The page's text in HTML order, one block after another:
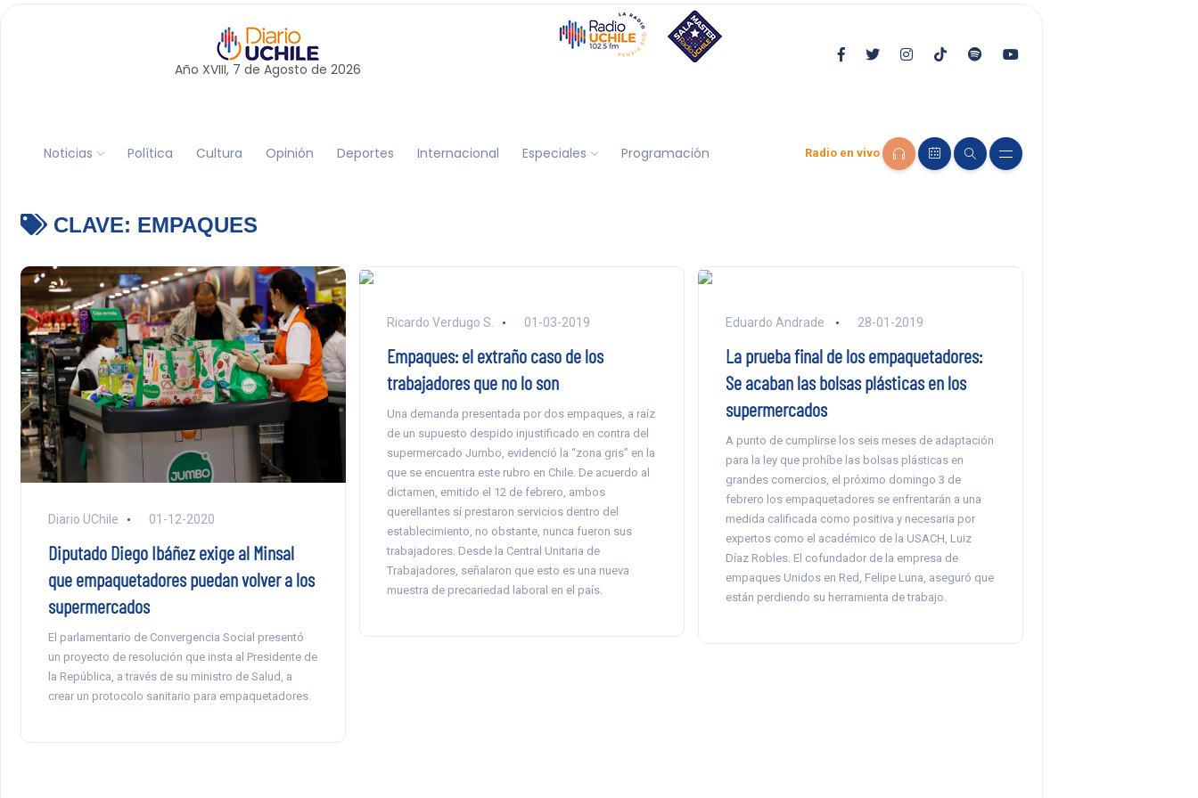
Año XVIII, 7 de Agosto de 2026
Noticias Política Cultura Opinión Deportes Internacional Especiales Programación Radio en vivo
CLAVE: EMPAQUES
Diario UChile 01-12-2020
Diputado Diego Ibáñez exige al Minsal
que empaquetadores puedan volver a los
supermercados
El parlamentario de Convergencia Social presentó
un proyecto de resolución que insta al Presidente de
la República, a través de su ministro de Salud, a
crear un protocolo sanitario para empaquetadores.
Ricardo Verdugo S. 01-03-2019
Empaques: el extraño caso de los
trabajadores que no lo son
Una demanda presentada por dos empaques, a raíz
de un supuesto despido injustificado en contra del
supermercado Jumbo, evidenció la “zona gris” en la
que se encuentra este rubro en Chile. De acuerdo al
dictamen, emitido el 12 de febrero, ambos
querellantes sí prestaron servicios dentro del
establecimiento, no obstante, nunca fueron sus
trabajadores. Desde la Central Unitaria de
Trabajadores, señalaron que esto es una nueva
muestra de precariedad laboral en el país.
Eduardo Andrade 28-01-2019
La prueba final de los empaquetadores:
Se acaban las bolsas plásticas en los
supermercados
A punto de cumplirse los seis meses de adaptación
para la ley que prohíbe las bolsas plásticas en
grandes comercios, el próximo domingo 3 de
febrero los empaquetadores se enfrentarán a una
medida calificada como positiva y necesaria por
expertos como el académico de la USACH, Luiz
Díaz Robles. El cofundador de la empresa de
empaques Unidos en Red, Felipe Luna, aseguró que
están perdiendo su herramienta de trabajo.